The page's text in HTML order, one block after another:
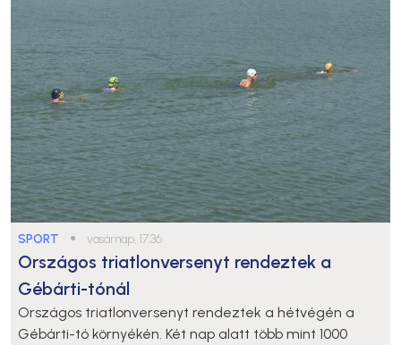
SPORT ● vasárnap, 17:36
Országos triatlonversenyt rendeztek a
Gébárti-tónál
Országos triatlonversenyt rendeztek a hétvégén a
Gébárti-tó környékén. Két nap alatt több mint 1000